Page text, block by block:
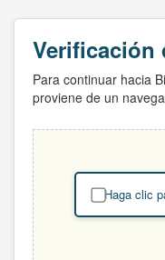
Verificación
Para continuar hacia
proviene de un
Haga clic